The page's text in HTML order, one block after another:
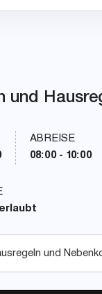
und
ABREISE
08:00 - 10:00
und